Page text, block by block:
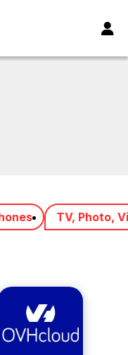
TV, Photo,